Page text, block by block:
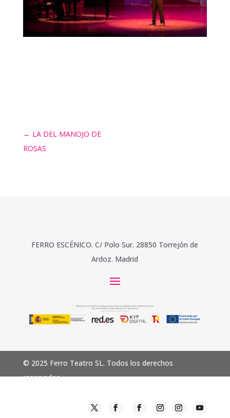
← LA DEL MANOJO DE
ROSAS
FERRO ESCÉNICO. C/ Polo Sur. 28850 Torrejón de
Ardoz. Madrid
© 2025 Ferro Teatro SL. Todos los derechos
reservados.